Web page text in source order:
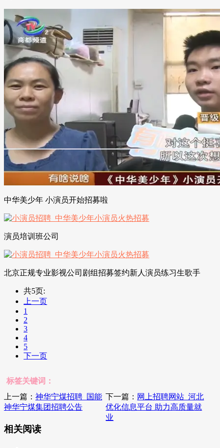
中华美少年 小演员开始招募啦
演员培训班公司
北京正规专业影视公司剧组招募签约新人演员练习生歌手
共5页:
上一页
1
2
3
4
5
下一页
标签关键词：
上一篇： 神华宁煤招聘_国能
神华宁煤集团招聘公告
下一篇： 网上招聘网站_河北
优化信息平台 助力高质量就
业
相关阅读